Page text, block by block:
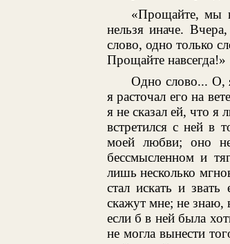
«Прощайте, мы
нельзя иначе.
слово, одно только
Прощайте навсегда!»
Одно слово... О,
я расточал его на
я не сказал ей, что я
встретился с ней в
моей любви; оно
бессмысленном и
лишь несколько
стал искать и
скажут мне; не
если б в ней была
не могла вынести